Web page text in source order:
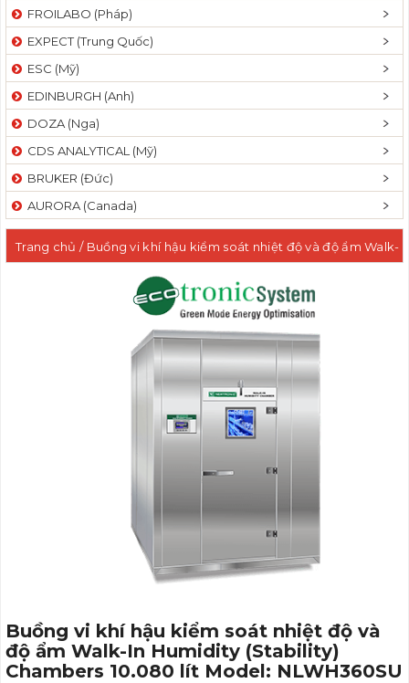
FROILABO (Pháp)
EXPECT (Trung Quốc)
ESC (Mỹ)
EDINBURGH (Anh)
DOZA (Nga)
CDS ANALYTICAL (Mỹ)
BRUKER (Đức)
AURORA (Canada)
Trang chủ / Buồng vi khí hậu kiểm soát nhiệt độ và độ ẩm Walk-
In Humidity (Stability) Chambers 10.080 lít Model: NLWH360SU
Buồng vi khí hậu kiểm soát nhiệt độ và
độ ẩm Walk-In Humidity (Stability)
Chambers 10.080 lít Model: NLWH360SU